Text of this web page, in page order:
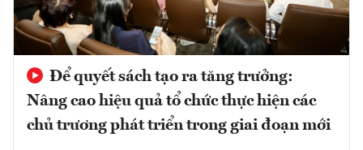
Để quyết sách tạo ra tăng trưởng:
Nâng cao hiệu quả tổ chức thực hiện các
chủ trương phát triển trong giai đoạn mới